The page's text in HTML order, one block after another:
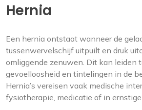
Hernia
Een hernia ontstaat wanneer de
tussenwervelschijf uitpuilt en druk
omliggende zenuwen. Dit kan leiden
gevoelloosheid en tintelingen in de
Hernia’s vereisen vaak medische
fysiotherapie, medicatie of in ernstige